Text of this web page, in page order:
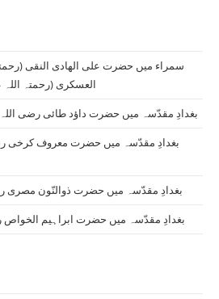
سمراء میں حضرت علی الھادی النقی
العسکری (رحمتہ اللہ
بغدادِ مقدّسہ میں حضرت داؤد طائی رضی
بغدادِ مقدّسہ میں حضرت معروف کرخی
بغدادِ مقدّسہ میں حضرت ذوالنّون مصری
بغدادِ مقدّسہ میں حضرت ابراہیم الخواص